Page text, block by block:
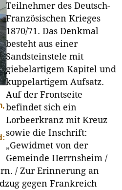
Teilnehmer des Deutsch-
Französischen Krieges
1870/71. Das Denkmal
besteht aus einer
Sandsteinstele mit
giebelartigem Kapitel und
kuppelartigem Aufsatz.
Auf der Frontseite
befindet sich ein
Lorbeerkranz mit Kreuz
sowie die Inschrift:
„Gewidmet von der
Gemeinde Herrnsheim /
/ Zur Erinnerung an
gegen Frankreich